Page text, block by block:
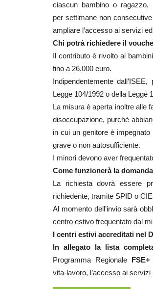
ciascun bambino o ragazzo,
per settimane non
ampliare l’accesso ai servizi
Chi potrà richiedere il
Il contributo è rivolto ai
fino a 26.000 euro.
Indipendentemente
Legge 104/1992 o della Legge
La misura è aperta inoltre alle
disoccupazione, purché
in cui un genitore è
grave o non autosufficiente.
I minori devono aver
Come funzionerà la domanda
La richiesta dovrà essere
richiedente, tramite SPID o
Al momento dell’invio sarà
centro estivo frequentato dal
I centri estivi accreditati nel
In allegato la lista
Programma Regionale FSE+
vita‑lavoro, l’accesso ai